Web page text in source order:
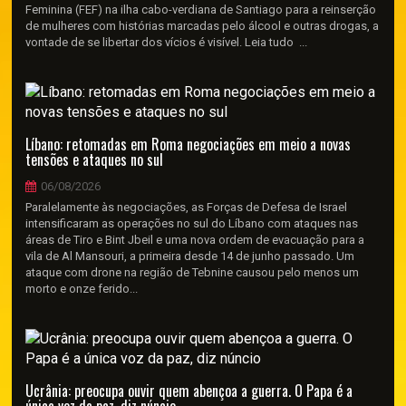
Feminina (FEF) na ilha cabo-verdiana de Santiago para a reinserção
de mulheres com histórias marcadas pelo álcool e outras drogas, a
vontade de se libertar dos vícios é visível. Leia tudo ...
Líbano: retomadas em Roma negociações em meio a novas
tensões e ataques no sul
06/08/2026
Paralelamente às negociações, as Forças de Defesa de Israel
intensificaram as operações no sul do Líbano com ataques nas
áreas de Tiro e Bint Jbeil e uma nova ordem de evacuação para a
vila de Al Mansouri, a primeira desde 14 de junho passado. Um
ataque com drone na região de Tebnine causou pelo menos um
morto e onze ferido...
Ucrânia: preocupa ouvir quem abençoa a guerra. O Papa é a